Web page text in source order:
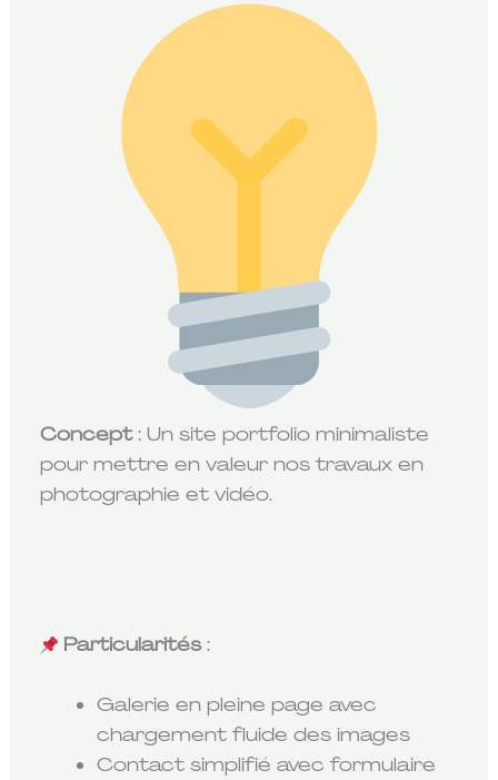
Concept: Un site portfolio minimaliste
pour mettre en valeur nos travaux en
photographie et vidéo.
Particularités:
Galerie en pleine page avec
chargement fluide des images
Contact simplifié avec formulaire